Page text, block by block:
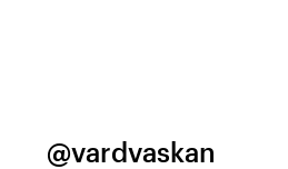
@vardvaskan